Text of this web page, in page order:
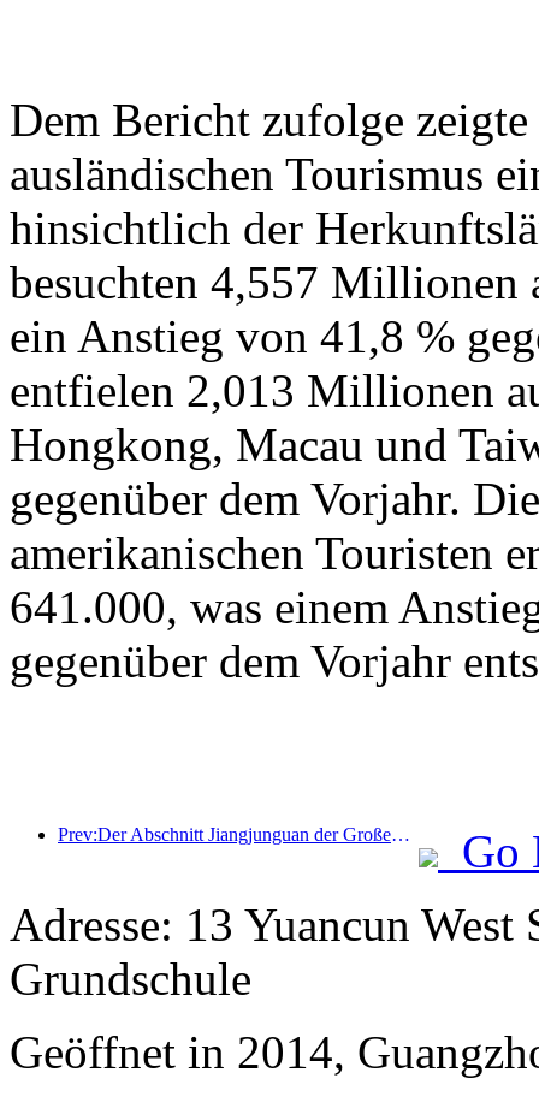
Dem Bericht zufolge
ausländischen Tourismus
hinsichtlich der
besuchten 4,557 Millionen
ein Anstieg von 41,8 %
entfielen 2,013 Millionen
Hongkong, Macau und
gegenüber dem Vorjahr.
amerikanischen Touristen
641.000, was einem
gegenüber dem Vorjahr
Prev:Der Abschnitt Jiangjunguan der Großen Mauer im Bezirk Pinggu in Peking soll voraussichtlich bereits Ende 2026 für die Öffentlichkeit zugänglich gemacht werden.
Go
Adresse: 13 Yuancun West
Grundschule
Geöffnet in 2014,